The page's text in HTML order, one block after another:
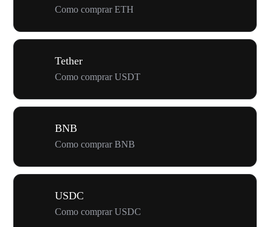
Como comprar ETH
Tether
Como comprar USDT
BNB
Como comprar BNB
USDC
Como comprar USDC